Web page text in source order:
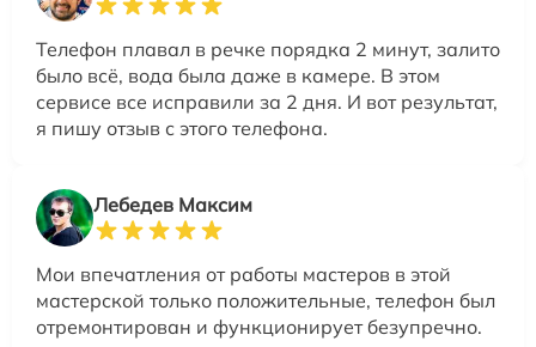
Телефон плавал в речке порядка 2 минут, залито
было всё, вода была даже в камере. В этом
сервисе все исправили за 2 дня. И вот результат,
я пишу отзыв с этого телефона.
Лебедев Максим
Мои впечатления от работы мастеров в этой
мастерской только положительные, телефон был
отремонтирован и функционирует безупречно.